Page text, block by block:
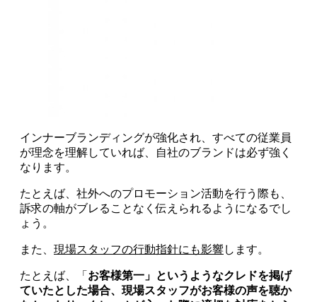
インナーブランディングが強化され、すべての従業員
が理念を理解していれば、自社のブランドは必ず強く
なります。
たとえば、社外へのプロモーション活動を行う際も、
訴求の軸がブレることなく伝えられるようになるでし
ょう。
また、 現場スタッフの行動指針にも影響します。
たとえば、「 お客様第一」というようなクレドを掲げ
ていたとした場合、現場スタッフがお客様の声を聴か